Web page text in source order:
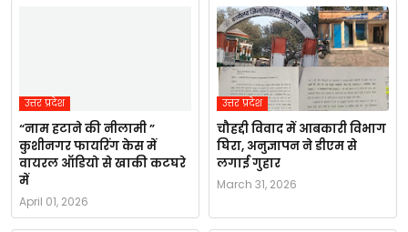
उत्तर प्रदेश
“नाम हटाने की नीलामी ”
कुशीनगर फायरिंग केस में
वायरल ऑडियो से खाकी कटघरे
में
April 01, 2026
उत्तर प्रदेश
चौहद्दी विवाद में आबकारी विभाग
घिरा, अनुज्ञापन ने डीएम से
लगाई गुहार
March 31, 2026